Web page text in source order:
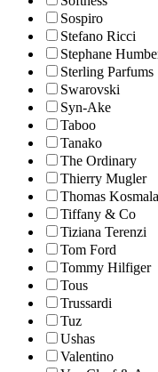
Sospiro
Stefano Ricci
Stephane
Sterling Parfums
Swarovski
Syn-Ake
Taboo
Tanako
The Ordinary
Thierry Mugler
Thomas Kosmala
Tiffany & Co
Tiziana Terenzi
Tom Ford
Tommy Hilfiger
Tous
Trussardi
Tuz
Ushas
Valentino